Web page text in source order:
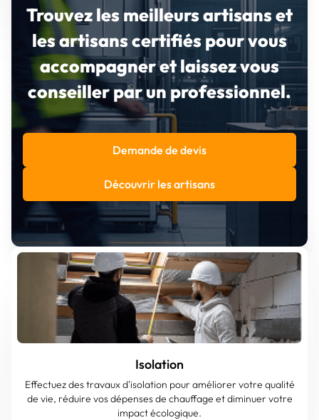
Trouvez les meilleurs artisans et
les artisans certifiés pour vous
accompagner et laissez vous
conseiller par un professionnel.
Demande de devis
Découvrir les artisans
Isolation
Effectuez des travaux d'isolation pour améliorer votre qualité
de vie, réduire vos dépenses de chauffage et diminuer votre
impact écologique.